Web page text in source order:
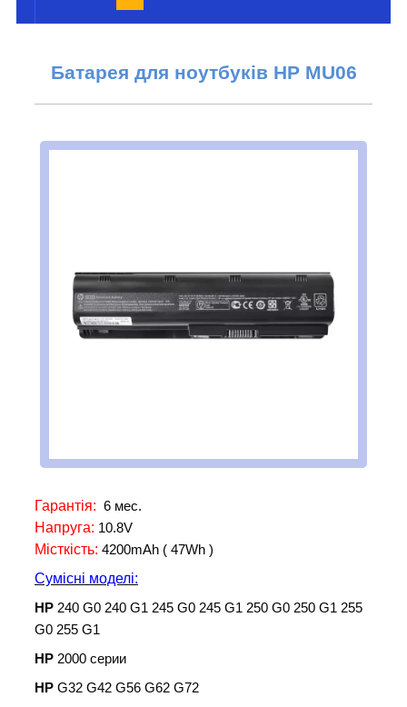
Батарея для ноутбуків HP MU06
Гарантія: 6 мес.
Напруга: 10.8V
Місткість: 4200mAh ( 47Wh )
Сумісні моделі:
HP 240 G0 240 G1 245 G0 245 G1 250 G0 250 G1 255
G0 255 G1
HP 2000 серии
HP G32 G42 G56 G62 G72